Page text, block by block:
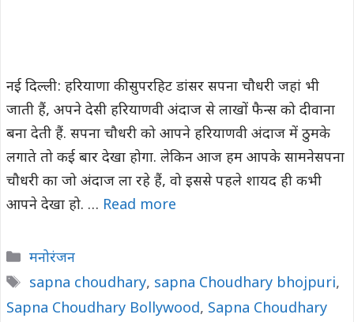
नई दिल्‍ली: हरियाणा की सुपरहिट डांसर सपना चौधरी जहां भी
जाती हैं, अपने देसी हरियाणवी अंदाज से लाखों फैन्‍स को दीवाना
बना देती हैं. सपना चौधरी को आपने हरियाणवी अंदाज में ठुमके
लगाते तो कई बार देखा होगा. लेकिन आज हम आपके सामनेसपना
चौधरी का जो अंदाज ला रहे हैं, वो इससे पहले शायद ही कभी
आपने देखा हो. … Read more
Categories
मनोरंजन
Tags
sapna choudhary, sapna Choudhary bhojpuri,
Sapna Choudhary Bollywood, Sapna Choudhary